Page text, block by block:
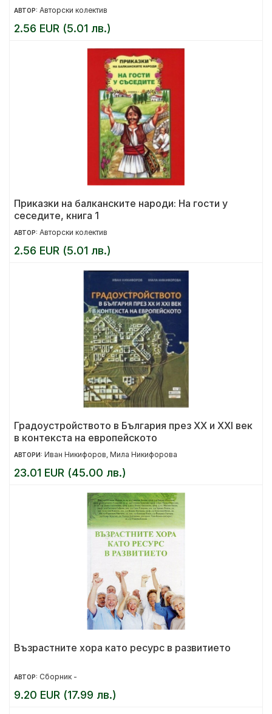
АВТОР: Авторски колектив
2.56 EUR (5.01 лв.)
Приказки на балканските народи: На гости у
сеседите, книга 1
АВТОР: Авторски колектив
2.56 EUR (5.01 лв.)
Градоустройството в България през XX и XXI век
в контекста на европейското
АВТОРИ: Иван Никифоров Мила Никифорова
23.01 EUR (45.00 лв.)
Възрастните хора като ресурс в развитието
АВТОР: Сборник -
9.20 EUR (17.99 лв.)